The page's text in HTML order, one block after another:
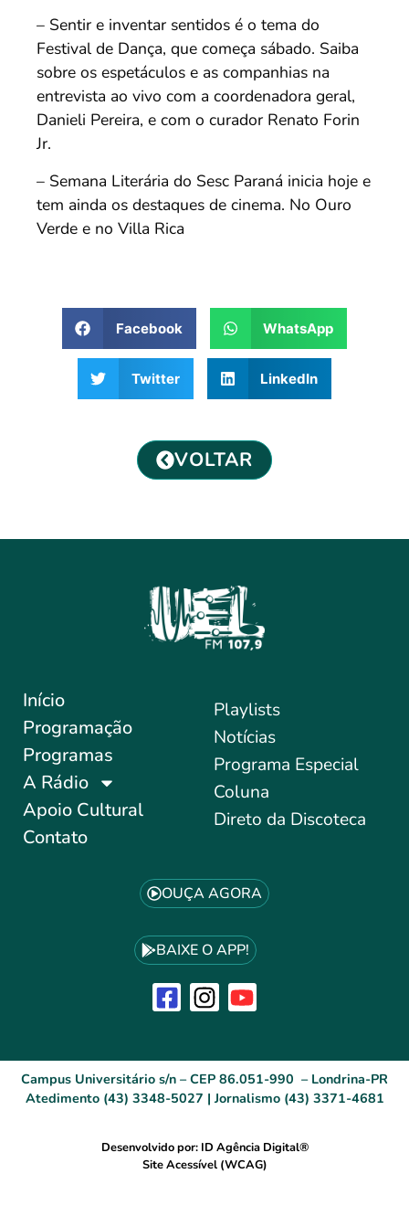
– Sentir e inventar sentidos é o tema do
Festival de Dança, que começa sábado. Saiba
sobre os espetáculos e as companhias na
entrevista ao vivo com a coordenadora geral,
Danieli Pereira, e com o curador Renato Forin
Jr.
– Semana Literária do Sesc Paraná inicia hoje e
tem ainda os destaques de cinema. No Ouro
Verde e no Villa Rica
Facebook WhatsApp
Twitter LinkedIn
VOLTAR
Início
Programação
Programas
A Rádio
Apoio Cultural
Contato
Playlists
Notícias
Programa Especial
Coluna
Direto da Discoteca
OUÇA AGORA
BAIXE O APP!
Campus Universitário s/n – CEP 86.051-990 – Londrina-PR
Atedimento (43) 3348-5027 | Jornalismo (43) 3371-4681
Desenvolvido por: ID Agência Digital®
Site Acessível (WCAG)